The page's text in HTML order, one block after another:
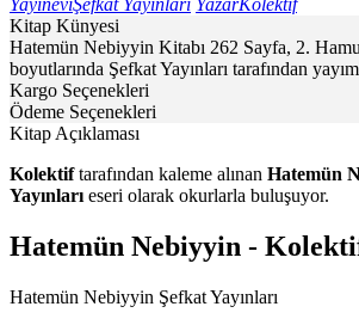
Kitap Künyesi
Hatemün Nebiyyin Kitabı 262 Sayfa, 2.
boyutlarında Şefkat Yayınları tarafından
Kargo Seçenekleri
Ödeme Seçenekleri
Kitap Açıklaması
Kolektiftarafından kaleme alınan Hatemün
Yayınları eseri olarak okurlarla buluşuyor.
Hatemün Nebiyyin -
Hatemün Nebiyyin Şefkat Yayınları